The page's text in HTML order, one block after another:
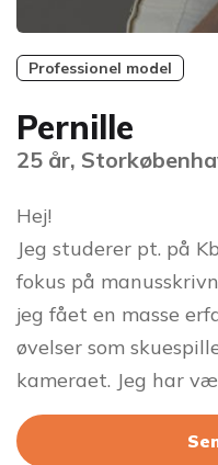
Professionel model
Pernille
25 år,
Hej!
Jeg studerer pt. på
fokus på
jeg fået en masse
øvelser som
kameraet. Jeg har